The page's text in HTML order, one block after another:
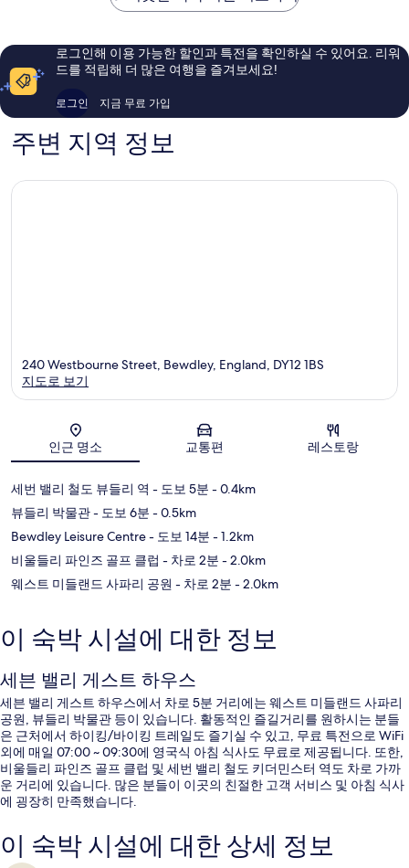
요,
용
후
개
용
후
로그인해 이용 가능한 할인과 특전을 확인하실 수 있어요. 리워
드를 적립해 더 많은 여행을 즐겨보세요!
로그인 지금 무료 가입
주변 지역 정보
지도
240 Westbourne Street, Bewdley, England, DY12 1BS
지도로 보기
인근 명소 교통편 레스토랑
세번 밸리 철도 뷰들리 역 - 도보 5분 - 0.4km
뷰들리 박물관- 도보 6분 - 0.5km
Bewdley Leisure Centre- 도보 14분 - 1.2km
비울들리 파인즈 골프 클럽 - 차로 2분 - 2.0km
웨스트 미들랜드 사파리 공원 - 차로 2분 - 2.0km
이 숙박 시설에 대한 정보
세븐 밸리 게스트 하우스
세븐 밸리 게스트 하우스에서 차로 5분 거리에는 웨스트 미들랜드 사파리
공원, 뷰들리 박물관 등이 있습니다. 활동적인 즐길거리를 원하시는 분들
은 근처에서 하이킹/바이킹 트레일도 즐기실 수 있고, 무료 특전으로 WiFi
외에 매일 07:00 ~ 09:30에 영국식 아침 식사도 무료로 제공됩니다. 또한,
비울들리 파인즈 골프 클럽 및 세번 밸리 철도 키더민스터 역도 차로 가까
운 거리에 있습니다. 많은 분들이 이곳의 친절한 고객 서비스 및 아침 식사
에 굉장히 만족했습니다.
이 숙박 시설에 대한 상세 정보